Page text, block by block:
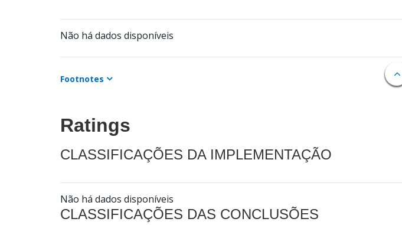
Não há dados disponíveis
Footnotes
Ratings
CLASSIFICAÇÕES DA IMPLEMENTAÇÃO
Não há dados disponíveis
CLASSIFICAÇÕES DAS CONCLUSÕES